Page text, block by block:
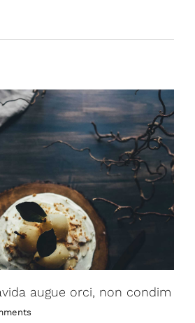
augue orci, non condim